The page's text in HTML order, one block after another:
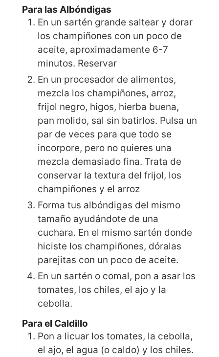
Para las Albóndigas
En un sartén grande saltear y dorar
los champiñones con un poco de
aceite, aproximadamente 6-7
minutos. Reservar
En un procesador de alimentos,
mezcla los champiñones, arroz,
frijol negro, higos, hierba buena,
pan molido, sal sin batirlos. Pulsa un
par de veces para que todo se
incorpore, pero no quieres una
mezcla demasiado fina. Trata de
conservar la textura del frijol, los
champiñones y el arroz
Forma tus albóndigas del mismo
tamaño ayudándote de una
cuchara. En el mismo sartén donde
hiciste los champiñones, dóralas
parejitas con un poco de aceite.
En un sartén o comal, pon a asar los
tomates, los chiles, el ajo y la
cebolla.
Para el Caldillo
Pon a licuar los tomates, la cebolla,
el ajo, el agua (o caldo) y los chiles.